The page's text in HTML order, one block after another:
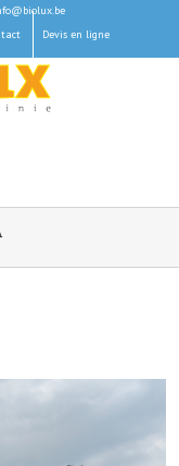
Devis en ligne